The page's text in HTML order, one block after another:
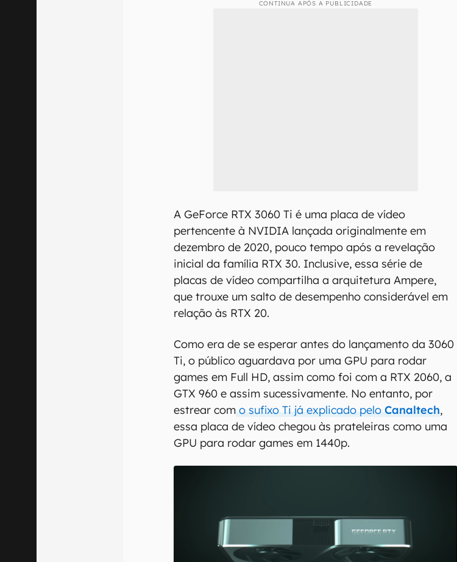
CONTINUA APÓS A PUBLICIDADE
A GeForce RTX 3060 Ti é uma placa de vídeo
pertencente à NVIDIA lançada originalmente em
dezembro de 2020, pouco tempo após a revelação
inicial da família RTX 30. Inclusive, essa série de
placas de vídeo compartilha a arquitetura Ampere,
que trouxe um salto de desempenho considerável em
relação às RTX 20.
Como era de se esperar antes do lançamento da 3060
Ti, o público aguardava por uma GPU para rodar
games em Full HD, assim como foi com a RTX 2060, a
GTX 960 e assim sucessivamente. No entanto, por
estrear com o sufixo Ti já explicado peloCanaltech,
essa placa de vídeo chegou às prateleiras como uma
GPU para rodar games em 1440p.